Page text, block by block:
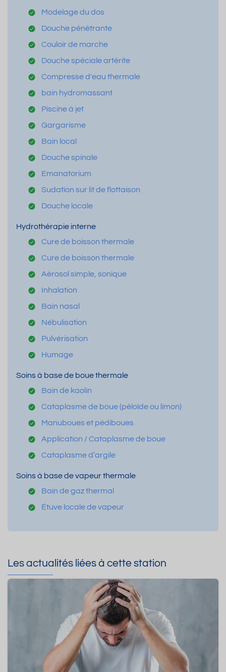
Modelage du dos
Douche pénétrante
Couloir de marche
Douche spéciale artérite
Compresse d'eau thermale
bain hydromassant
Piscine à jet
Gargarisme
Bain local
Douche spinale
Emanatorium
Sudation sur lit de flottaison
Douche locale
Hydrothérapie interne
Cure de boisson thermale
Cure de boisson thermale
Aérosol simple, sonique
Inhalation
Bain nasal
Nébulisation
Pulvérisation
Humage
Soins à base de boue thermale
Bain de kaolin
Cataplasme de boue (péloïde ou limon)
Manuboues et pédiboues
Application / Cataplasme de boue
Cataplasme d’argile
Soins à base de vapeur thermale
Bain de gaz thermal
Étuve locale de vapeur
Les actualités liées à cette station